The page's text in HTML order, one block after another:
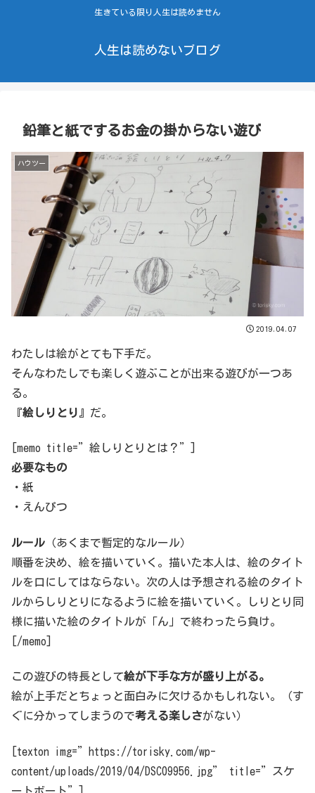
生きている限り人生は読めません
人生は読めないブログ
鉛筆と紙でするお金の掛からない遊び
ハウツー
2019.04.07
わたしは絵がとても下手だ。
そんなわたしでも楽しく遊ぶことが出来る遊びが一つあ
る。
『絵しりとり 』だ。
[memo title=”絵しりとりとは？”]
必要なもの
・紙
・えんぴつ
ルール （あくまで暫定的なルール）
順番を決め、絵を描いていく。描いた本人は、 絵のタイト
ルを口にしてはならない。 次の人は予想される絵のタイト
ルからしりとりになるように絵を描いていく。しりとり同
様に描いた絵のタイトルが「ん」で終わったら負け。
[/memo]
この遊びの特長として絵が下手な方が盛り上がる。
絵が上手だとちょっと面白みに欠けるかもしれない。（す
ぐに分かってしまうので考える楽しさがない）
[texton img=”https://torisky.com/wp-
content/uploads/2019/04/DSC09956.jpg” title=”スケ
ートボート”]